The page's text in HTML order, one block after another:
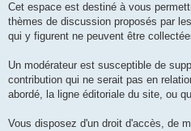
Cet espace est destiné à vous
thèmes de discussion proposés par
qui y figurent ne peuvent être
Un modérateur est susceptible de
contribution qui ne serait pas en
abordé, la ligne éditoriale du site, ou
Vous disposez d'un droit d'accès, de